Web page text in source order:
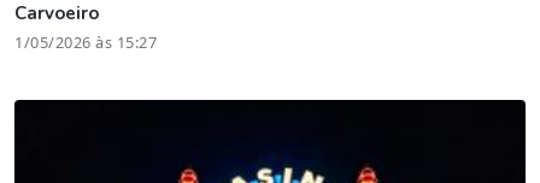
Carvoeiro
1/05/2026 às 15:27